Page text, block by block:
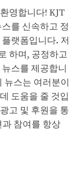
영합니다! KJT
를 신속하고 정
랫폼입니다. 저
하며, 공정하고
스를 제공합니
뉴스는 여러분이
도움을 줄 것입
고 및 후원을 통
참여를 항상